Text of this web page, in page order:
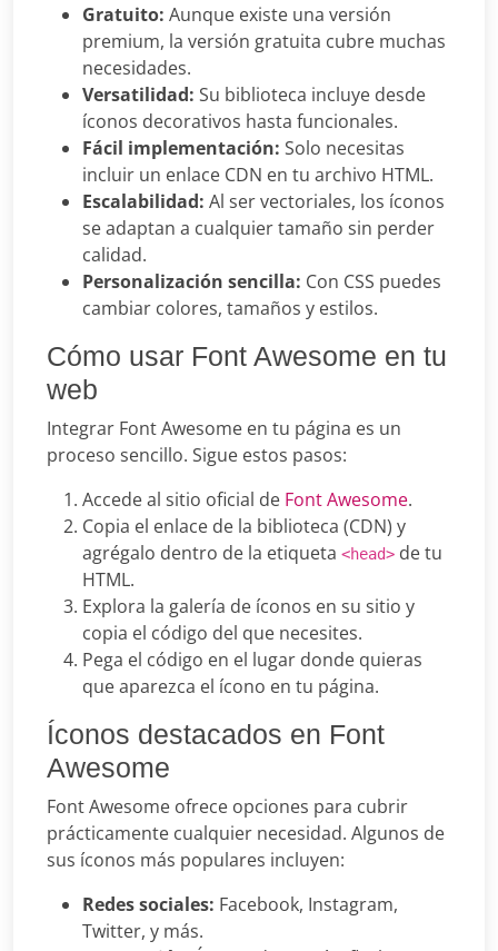
Gratuito: Aunque existe una versión
premium, la versión gratuita cubre muchas
necesidades.
Versatilidad: Su biblioteca incluye desde
íconos decorativos hasta funcionales.
Fácil implementación: Solo necesitas
incluir un enlace CDN en tu archivo HTML.
Escalabilidad: Al ser vectoriales, los íconos
se adaptan a cualquier tamaño sin perder
calidad.
Personalización sencilla: Con CSS puedes
cambiar colores, tamaños y estilos.
Cómo usar Font Awesome en tu
web
Integrar Font Awesome en tu página es un
proceso sencillo. Sigue estos pasos:
Accede al sitio oficial de Font Awesome.
Copia el enlace de la biblioteca (CDN) y
agrégalo dentro de la etiqueta <head> de tu
HTML.
Explora la galería de íconos en su sitio y
copia el código del que necesites.
Pega el código en el lugar donde quieras
que aparezca el ícono en tu página.
Íconos destacados en Font
Awesome
Font Awesome ofrece opciones para cubrir
prácticamente cualquier necesidad. Algunos de
sus íconos más populares incluyen:
Redes sociales: Facebook, Instagram,
Twitter, y más.